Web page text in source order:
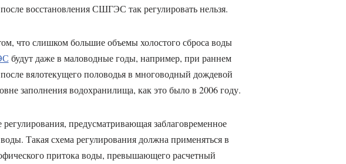
восстановления СШГЭС так регулировать нельзя.
что слишком большие объемы холостого сброса воды
будут даже в маловодные годы, например, при раннем
вялотекущего половодья в многоводный дождевой
заполнения водохранилища, как это было в 2006 году.
предусматривающая заблаговременное
Такая схема регулирования должна применяться в
притока воды, превышающего расчетный